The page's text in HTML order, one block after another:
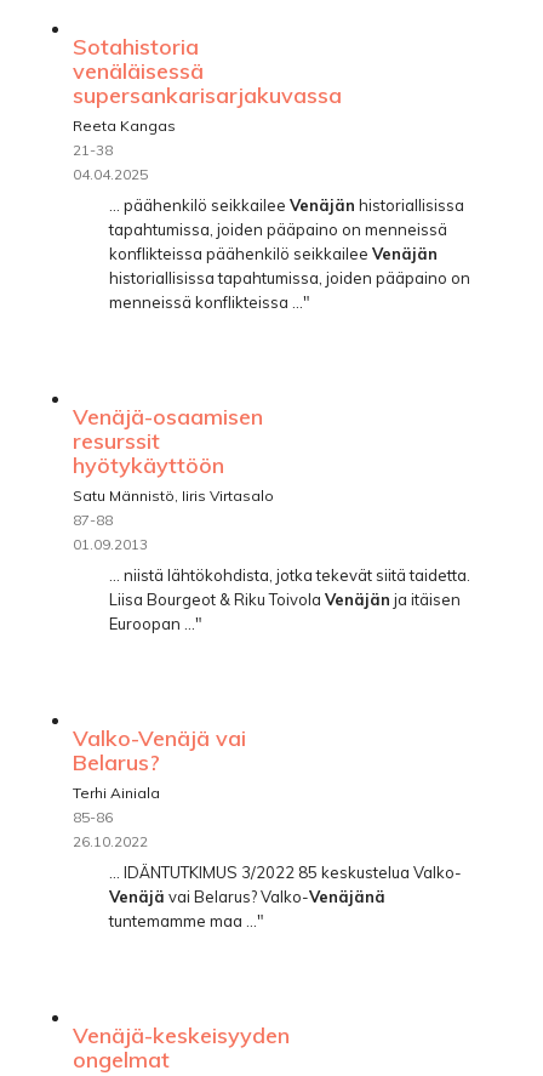
Sotahistoria
venäläisessä
supersankarisarjakuvassa
Reeta Kangas
21-38
04.04.2025
... päähenkilö seikkailee Venäjän historiallisissa
tapahtumissa, joiden pääpaino on menneissä
konflikteissa päähenkilö seikkailee Venäjän
historiallisissa tapahtumissa, joiden pääpaino on
menneissä konflikteissa ..."
Venäjä-osaamisen
resurssit
hyötykäyttöön
Satu Männistö, Iiris Virtasalo
87-88
01.09.2013
... niistä lähtökohdista, jotka tekevät siitä taidetta.
Liisa Bourgeot & Riku Toivola Venäjän ja itäisen
Euroopan ..."
Valko-Venäjä vai
Belarus?
Terhi Ainiala
85-86
26.10.2022
... IDÄNTUTKIMUS 3/2022 85 keskustelua Valko-
Venäjä vai Belarus? Valko-Venäjänä
tuntemamme maa ..."
Venäjä-keskeisyyden
ongelmat